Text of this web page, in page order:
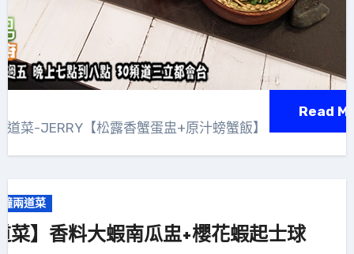
道菜-JERRY【松露香蟹蛋盅+原汁螃蟹飯】
Read
兩道菜
菜】香料大蝦南瓜盅+櫻花蝦起士球